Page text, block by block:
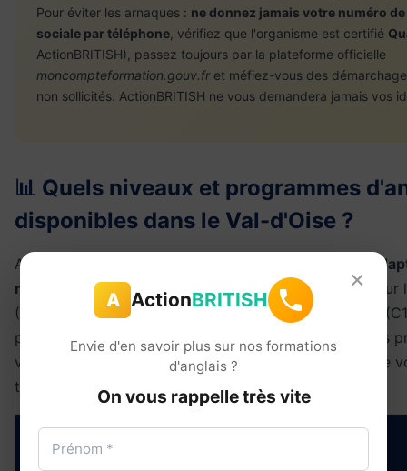
Pour éviter les arnaques : ne donnez jamais votre numéro
sociale par téléphone , vérifiez que l'organisme est certifié
ActionBRITISH), passez toujours par la plateforme officielle
moncompteformation.gouv.fr et méfiez-vous des
non sollicités. ActionBRITISH ne vous demandera jamais vos
📊 Quels niveaux et programmes
disponibles dans le Val-d'Oise ?
ActionBRITISH propose des
programmes d'anglais
niveaux
du Cadre européen commun de référence pour
(CECRL), du débutant complet (A1) au niveau avancé
parcours est personnalisé en fonction de vos objectifs
votre niveau de départ évalué par un test gratuit et de
temps.
Niveau
CECRL
×
A ActionBRITISH
Envie d'en savoir plus sur nos formations
d'anglais ?
On vous rappelle très vite